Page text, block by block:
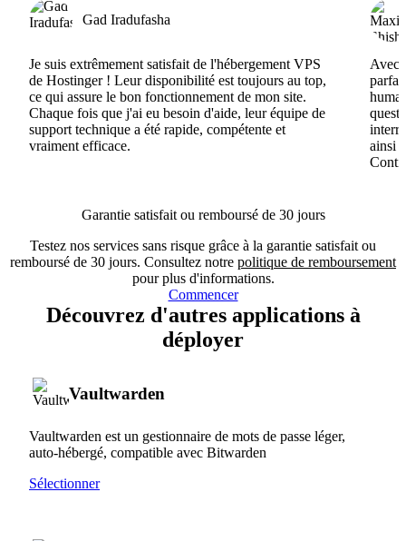
Gad Iradufasha
Je suis extrêmement satisfait de l'hébergement VPS
de Hostinger ! Leur disponibilité est toujours au top,
ce qui assure le bon fonctionnement de mon site.
Chaque fois que j'ai eu besoin d'aide, leur équipe de
support technique a été rapide, compétente et
vraiment efficace.
Avec
ainsi
Garantie satisfait ou remboursé de 30 jours
Testez nos services sans risque grâce à la garantie satisfait ou
remboursé de 30 jours. Consultez notre politique de remboursement
pour plus d'informations.
Commencer
Découvrez d'autres applications à
déployer
Vaultwarden
Vaultwarden est un gestionnaire de mots de passe léger,
auto-hébergé, compatible avec Bitwarden
Sélectionner